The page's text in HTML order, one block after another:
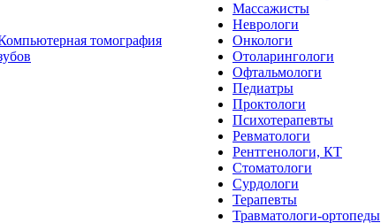
томография
Массажисты
Неврологи
Онкологи
Отоларингологи
Офтальмологи
Педиатры
Проктологи
Психотерапевты
Ревматологи
Рентгенологи, КТ
Стоматологи
Сурдологи
Терапевты
Травматологи-ортопеды